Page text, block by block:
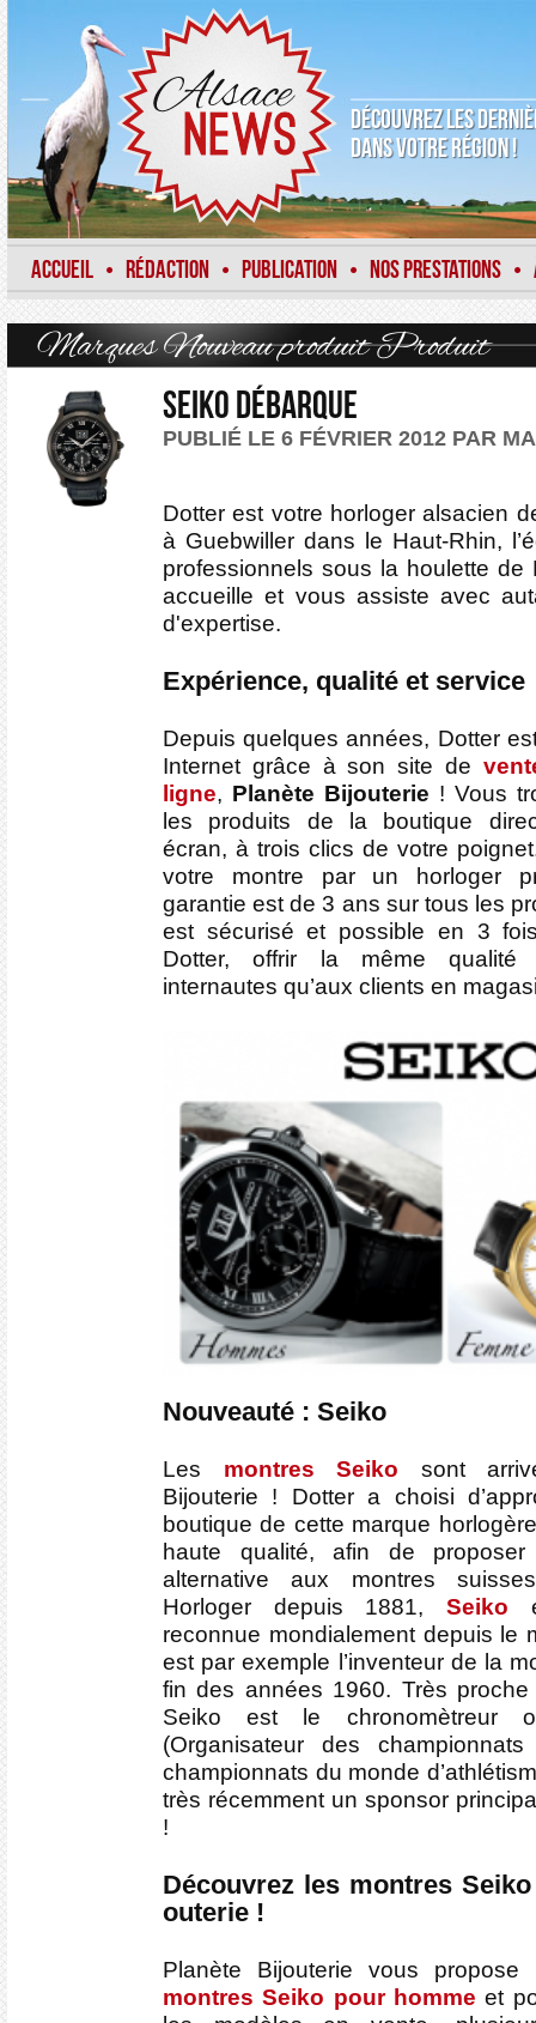
DÉCOUVREZ LES
DANS VOTRE RÉGION !
ACCUEIL • RÉDACTION • PUBLICATION • NOS PRESTATIONS •
MarquesNouveau produitProduit
Seiko débarque
PUBLIÉ LE 6 FÉVRIER 2012 PAR
Dotter est votre horloger alsacien
à Guebwiller dans le Haut-Rhin,
professionnels sous la houlette de
accueille et vous assiste avec
d'expertise.
Expérience, qualité et service
Depuis quelques années, Dotter
Internet grâce à son site de
ligne, Planète Bijouterie ! Vous
les produits de la boutique
écran, à trois clics de votre
votre montre par un horloger
garantie est de 3 ans sur tous les
est sécurisé et possible en 3
Dotter, offrir la même
internautes qu’aux clients en
Nouveauté : Seiko
Les montres Seiko sont
Bijouterie ! Dotter a choisi
boutique de cette marque
haute qualité, afin de
alternative aux montres
Horloger depuis 1881,Seiko
reconnue mondialement depuis le
est par exemple l’inventeur de la
fin des années 1960. Très
Seiko est le chronomètreur
(Organisateur des
championnats du monde
très récemment un sponsor
!
Découvrez les montres
outerie !
Planète Bijouterie vous
montres Seiko pour homme et